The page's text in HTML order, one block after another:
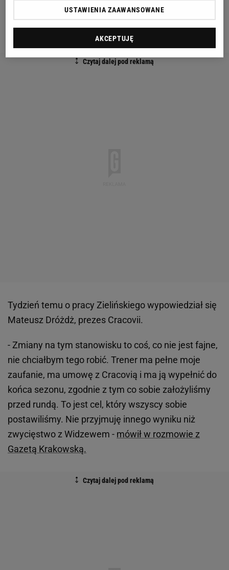
34-latka przy Kałuży 1 jest na ostatniej prostej -
informuje portal "WP Sportowe Fakty"
Tydzień temu o pracy Zielińskiego wypowiedział się
Mateusz Dróżdż, prezes Cracovii.
- Zmiany na tym stanowisku to coś, co nie jest fajne,
nie chciałbym tego robić. Trener ma pełne moje
zaufanie, ma umowę z Cracovią i ma ją wypełnić do
końca sezonu, zgodnie z tym co sobie założyliśmy
przed rundą. To jest cel, który wszyscy sobie
postawiliśmy. Nie przyjmuję innego wyniku niż
zwycięstwo z Widzewem - mówił w rozmowie z
Gazetą Krakowską.
USTAWIENIA ZAAWANSOWANE
AKCEPTUJĘ